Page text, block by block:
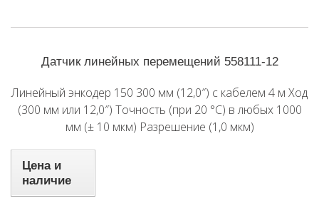
Датчик линейных перемещений 558111-12
Линейный энкодер 150 300 мм (12,0″) с кабелем 4 м Ход
(300 мм или 12,0″) Точность (при 20 °C) в любых 1000
мм (± 10 мкм) Разрешение (1,0 мкм)
Цена и
наличие